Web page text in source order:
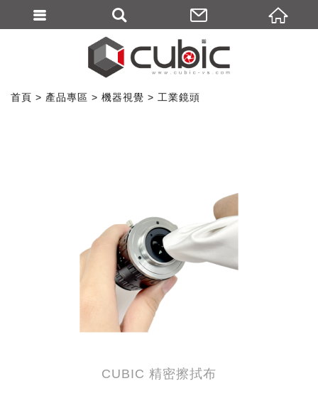
首頁 產品專區 機器視覺 工業鏡頭
CUBIC 精密擦拭布